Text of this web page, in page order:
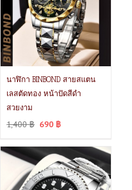
นาฬิกา BINBOND สายสแตน
เลสตัดทอง หน้าปัดสีดำ
สวยงาม
1,400฿ 690 ฿